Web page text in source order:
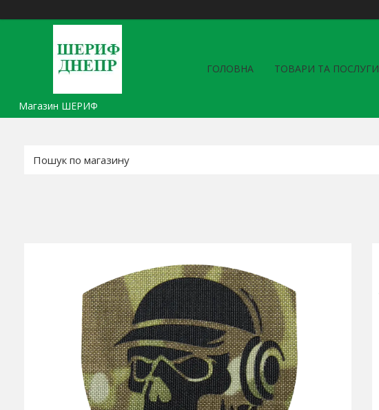
Магазин ШЕРИФ
ГОЛОВНА ТОВАРИ ТА ПОСЛУГИ